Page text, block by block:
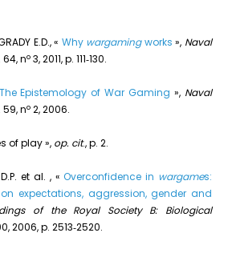
E.D., « Why wargamingworks », Naval
no 3, 2011, p. 111‑130.
The Epistemology of War Gaming », Naval
no 2, 2006.
of play », op. cit., p. 2.
et al. , «Overconfidence in wargames:
expectations, aggression, gender and
of the Royal Society B: Biological
2006, p. 2513‑2520.